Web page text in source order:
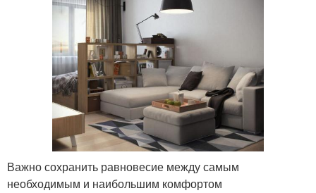
Важно сохранить равновесие между самым
необходимым и наибольшим комфортом